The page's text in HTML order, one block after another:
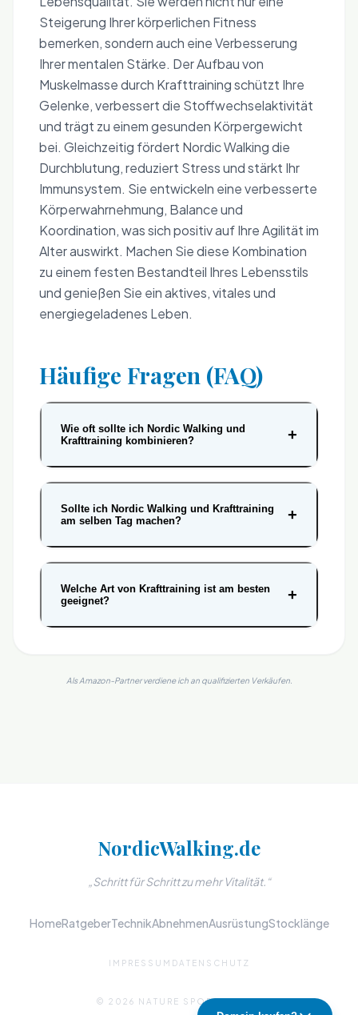
Steigerung Ihrer körperlichen Fitness
bemerken, sondern auch eine Verbesserung
Ihrer mentalen Stärke. Der Aufbau von
Muskelmasse durch Krafttraining schützt Ihre
Gelenke, verbessert die Stoffwechselaktivität
und trägt zu einem gesunden Körpergewicht
bei. Gleichzeitig fördert Nordic Walking die
Durchblutung, reduziert Stress und stärkt Ihr
Immunsystem. Sie entwickeln eine verbesserte
Körperwahrnehmung, Balance und
Koordination, was sich positiv auf Ihre Agilität im
Alter auswirkt. Machen Sie diese Kombination
zu einem festen Bestandteil Ihres Lebensstils
und genießen Sie ein aktives, vitales und
energiegeladenes Leben.
Häufige Fragen (FAQ)
Wie oft sollte ich Nordic Walking und
Krafttraining kombinieren?
+
Sollte ich Nordic Walking und Krafttraining
am selben Tag machen?
+
Welche Art von Krafttraining ist am besten
geeignet?
+
Als Amazon-Partner verdiene ich an qualifizierten Verkäufen.
NordicWalking.de
„Schritt für Schritt zu mehr Vitalität.“
HomeRatgeberTechnikAbnehmenAusrüstungStocklänge
IMPRESSUM DATENSCHUTZ
© 2026 NATURE SPORTS MEDIA